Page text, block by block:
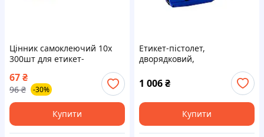
Цінник самоклеючий 10x
300шт для етикет-
67₴
96 ₴ -30%
Купити
Етикет-пістолет,
дворядковий,
BM.4311 ТМ BUROMAX
1 006₴
Купити